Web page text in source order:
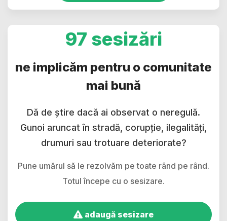
97 sesizări
ne implicăm pentru o comunitate
mai bună
Dă de știre dacă ai observat o neregulă.
Gunoi aruncat în stradă, corupție, ilegalități,
drumuri sau trotuare deteriorate?
Pune umărul să le rezolvăm pe toate rând pe rând.
Totul începe cu o sesizare.
adaugă sesizare